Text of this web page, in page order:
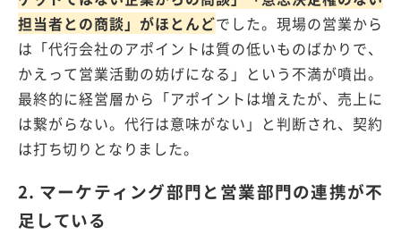
担当者との商談」がほとんどでした。現場の営業から
は「代行会社のアポイントは質の低いものばかりで、
かえって営業活動の妨げになる」という不満が噴出。
最終的に経営層から「アポイントは増えたが、売上に
は繋がらない。代行は意味がない」と判断され、契約
は打ち切りとなりました。
2. マーケティング部門と営業部門の連携が不
足している